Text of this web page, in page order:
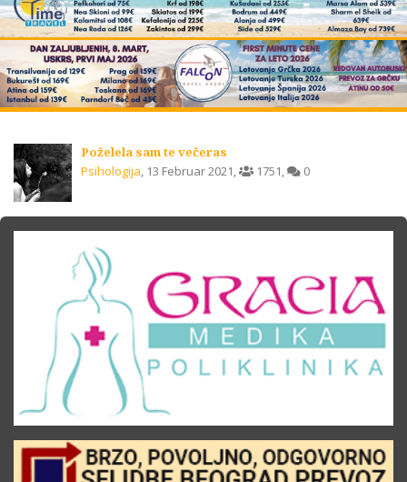
Poželela sam te večeras
Psihologija, 13 Februar 2021, 1751, 0